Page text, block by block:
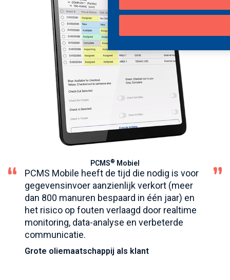
PCMS® Mobiel
PCMS Mobile heeft de tijd die nodig is voor
gegevensinvoer aanzienlijk verkort (meer
dan 800 manuren bespaard in één jaar) en
het risico op fouten verlaagd door realtime
monitoring, data-analyse en verbeterde
communicatie.
Grote oliemaatschappij als klant